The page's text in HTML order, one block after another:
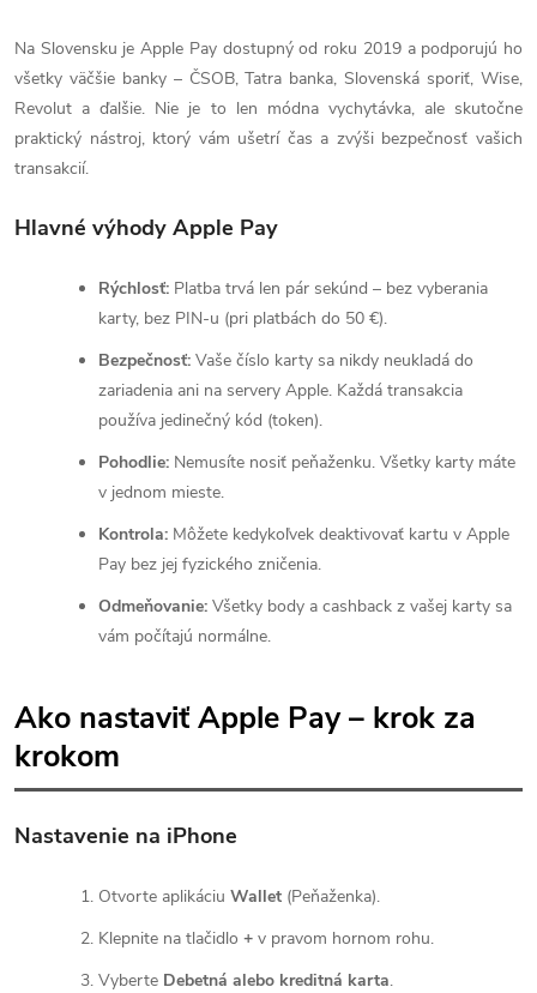
Na Slovensku je Apple Pay dostupný od roku 2019 a podporujú ho
všetky väčšie banky – ČSOB, Tatra banka, Slovenská sporiť, Wise,
Revolut a ďalšie. Nie je to len módna vychytávka, ale skutočne
praktický nástroj, ktorý vám ušetrí čas a zvýši bezpečnosť vašich
transakcií.
Hlavné výhody Apple Pay
Rýchlosť: Platba trvá len pár sekúnd – bez vyberania
karty, bez PIN-u (pri platbách do 50 €).
Bezpečnosť: Vaše číslo karty sa nikdy neukladá do
zariadenia ani na servery Apple. Každá transakcia
používa jedinečný kód (token).
Pohodlie: Nemusíte nosiť peňaženku. Všetky karty máte
v jednom mieste.
Kontrola: Môžete kedykoľvek deaktivovať kartu v Apple
Pay bez jej fyzického zničenia.
Odmeňovanie: Všetky body a cashback z vašej karty sa
vám počítajú normálne.
Ako nastaviť Apple Pay – krok za
krokom
Nastavenie na iPhone
Otvorte aplikáciu Wallet (Peňaženka).
Klepnite na tlačidlo + v pravom hornom rohu.
Vyberte Debetná alebo kreditná karta.